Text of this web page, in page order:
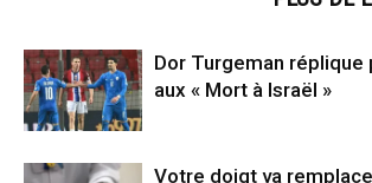
Dor Turgeman réplique
aux « Mort à Israël »
Votre doigt va